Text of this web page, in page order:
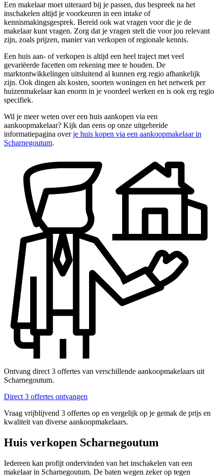
Een makelaar moet uiteraard bij je passen, dus bespreek na het
inschakelen altijd je voorkeuren in een intake of
kennismakingsgesprek. Bereid ook wat vragen voor die je de
makelaar kunt vragen. Zorg dat je vragen stelt die voor jou relevant
zijn, zoals prijzen, manier van verkopen of regionale kennis.
Een huis aan- of verkopen is altijd een heel traject met veel
gevariëerde facetten om rekening mee te houden. De
marktontwikkelingen uitsluitend al kunnen erg regio afhankelijk
zijn. Ook dingen als kosten, soorten woningen en het netwerk per
huizenmakelaar kan enorm in je voordeel werken en is ook erg regio
specifiek.
Wil je meer weten over een huis aankopen via een
aankoopmakelaar? Kijk dan eens op onze uitgebreide
informatiepagina overje huis kopen via een aankoopmakelaar in
Scharnegoutum.
Ontvang direct 3 offertes van verschillende aankoopmakelaars uit
Scharnegoutum.
Direct 3 offertes ontvangen
Vraag vrijblijvend 3 offertes op en vergelijk op je gemak de prijs en
kwaliteit van diverse aankoopmakelaars.
Huis verkopen Scharnegoutum
Iedereen kan profijt ondervinden van het inschakelen van een
makelaar in Scharnegoutum. De baten wegen zeker op tegen